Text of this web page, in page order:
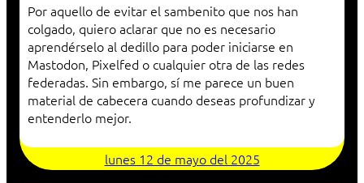
Por aquello de evitar el sambenito que nos han
colgado, quiero aclarar que no es necesario
aprendérselo al dedillo para poder iniciarse en
Mastodon, Pixelfed o cualquier otra de las redes
federadas. Sin embargo, sí me parece un buen
material de cabecera cuando deseas profundizar y
entenderlo mejor.
lunes 12 de mayo del 2025